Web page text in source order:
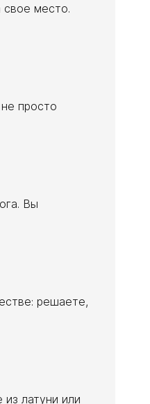
свое место.
просто
Вы
решаете,
латуни или